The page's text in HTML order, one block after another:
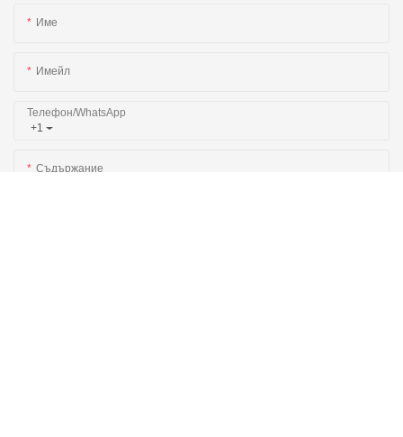
Име
Имейл
+1
Телефон/WhatsApp
Съдържание